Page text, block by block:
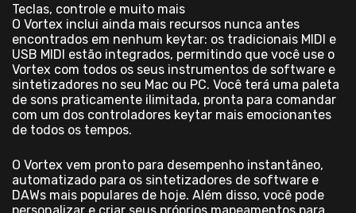
Teclas, controle e muito mais
O Vortex inclui ainda mais recursos nunca antes
encontrados em nenhum keytar: os tradicionais MIDI e
USB MIDI estão integrados, permitindo que você use o
Vortex com todos os seus instrumentos de software e
sintetizadores no seu Mac ou PC. Você terá uma paleta
de sons praticamente ilimitada, pronta para comandar
com um dos controladores keytar mais emocionantes
de todos os tempos.
O Vortex vem pronto para desempenho instantâneo,
automatizado para os sintetizadores de software e
DAWs mais populares de hoje. Além disso, você pode